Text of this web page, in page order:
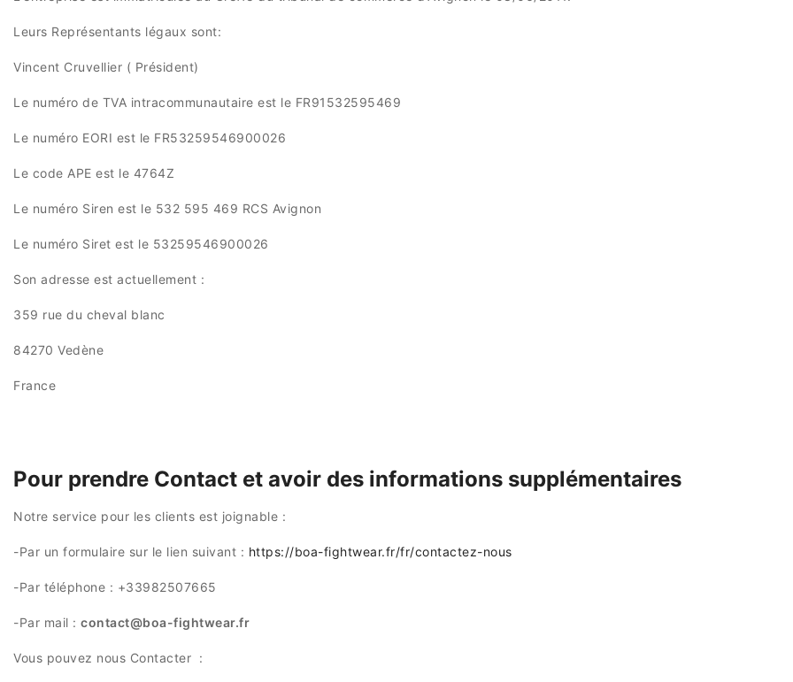
Leurs Représentants légaux sont:
Vincent Cruvellier ( Président)
Le numéro de TVA intracommunautaire est le FR91532595469
Le numéro EORI est le FR53259546900026
Le code APE est le 4764Z
Le numéro Siren est le 532 595 469 RCS Avignon
Le numéro Siret est le 53259546900026
Son adresse est actuellement :
359 rue du cheval blanc
84270 Vedène
France
Pour prendre Contact et avoir des informations supplémentaires
Notre service pour les clients est joignable :
-Par un formulaire sur le lien suivant : https://boa-fightwear.fr/fr/contactez-nous
-Par téléphone : +33982507665
-Par mail : contact@boa-fightwear.fr
Vous pouvez nous Contacter :